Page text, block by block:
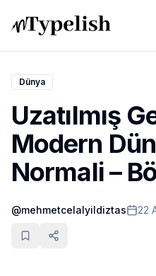
Dünya
Film ve Dizi
Kültür ve Sanat
Sağlık
Siyaset ve Tarih
Dünya
Uzatılmış
Modern
Normali –
@mehmetcelalyildiztas 22